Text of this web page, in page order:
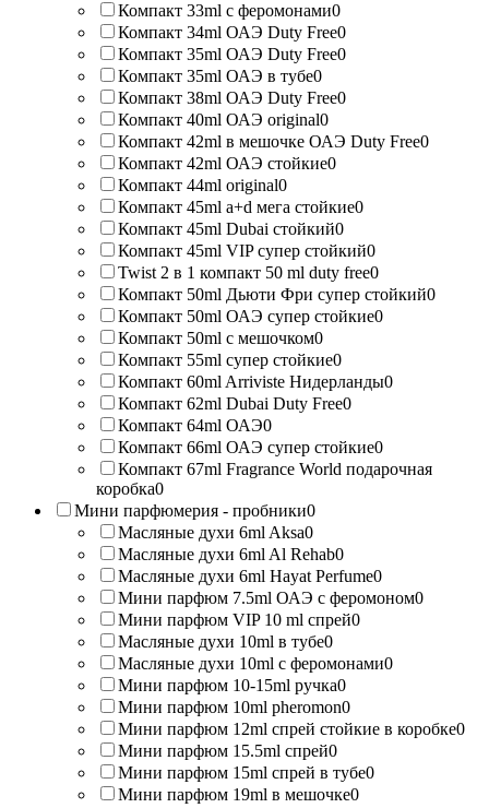
Компакт 33ml с феромонами0
Компакт 34ml ОАЭ Duty Free0
Компакт 35ml ОАЭ Duty Free0
Компакт 35ml ОАЭ в тубе0
Компакт 38ml ОАЭ Duty Free0
Компакт 40ml ОАЭ original0
Компакт 42ml в мешочке ОАЭ Duty Free0
Компакт 42ml ОАЭ стойкие0
Компакт 44ml original0
Компакт 45ml a+d мега стойкие0
Компакт 45ml Dubai стойкий0
Компакт 45ml VIP супер стойкий0
Twist 2 в 1 компакт 50 ml duty free0
Компакт 50ml Дьюти Фри супер стойкий0
Компакт 50ml ОАЭ супер стойкие0
Компакт 50ml с мешочком0
Компакт 55ml супер стойкие0
Компакт 60ml Arriviste Нидерланды0
Компакт 62ml Dubai Duty Free0
Компакт 64ml ОАЭ0
Компакт 66ml ОАЭ супер стойкие0
Компакт 67ml Fragrance World подарочная
коробка0
Мини парфюмерия - пробники0
Масляные духи 6ml Aksa0
Масляные духи 6ml Al Rehab0
Масляные духи 6ml Hayat Perfume0
Мини парфюм 7.5ml ОАЭ с феромоном0
Мини парфюм VIP 10 ml спрей0
Масляные духи 10ml в тубе0
Масляные духи 10ml с феромонами0
Мини парфюм 10-15ml ручка0
Мини парфюм 10ml pheromon0
Мини парфюм 12ml спрей стойкие в коробке0
Мини парфюм 15.5ml спрей0
Мини парфюм 15ml спрей в тубе0
Мини парфюм 19ml в мешочке0